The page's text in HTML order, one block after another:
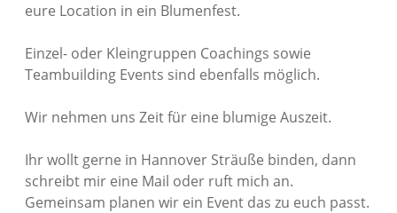
eure Location in ein Blumenfest.
Einzel- oder Kleingruppen Coachings sowie
Teambuilding Events sind ebenfalls möglich.
Wir nehmen uns Zeit für eine blumige Auszeit.
Ihr wollt gerne in Hannover Sträuße binden, dann
schreibt mir eine Mail oder ruft mich an.
Gemeinsam planen wir ein Event das zu euch passt.